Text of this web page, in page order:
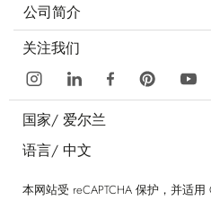
公司简介
关注我们
国家/ 爱尔兰
语言/ 中文
本网站受 reCAPTCHA 保护，并适用